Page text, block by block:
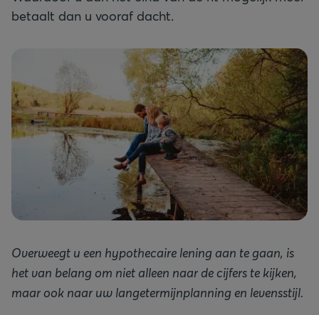
betaalt dan u vooraf dacht.
Overweegt u een hypothecaire lening aan te gaan, is
het van belang om niet alleen naar de cijfers te kijken,
maar ook naar uw langetermijnplanning en levensstijl.